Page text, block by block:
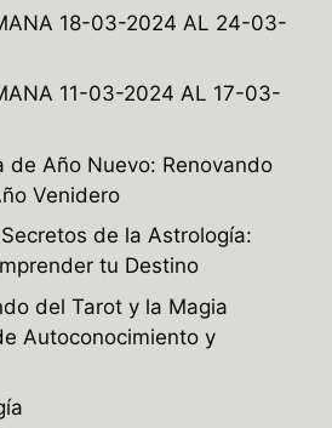
18-03-2024 AL 24-03-
11-03-2024 AL 17-03-
de Año Nuevo: Renovando
Venidero
de la Astrología:
tu Destino
del Tarot y la Magia
Autoconocimiento y